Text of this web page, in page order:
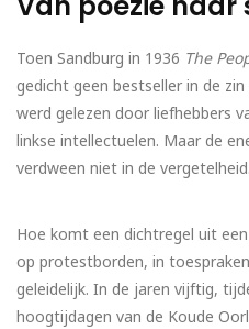
Toen Sandburg in 1936 The
gedicht geen bestseller in de
werd gelezen door liefhebbers
linkse intellectuelen. Maar de
verdween niet in de
Hoe komt een dichtregel uit
op protestborden, in
geleidelijk. In de jaren vijftig,
hoogtijdagen van de Koude